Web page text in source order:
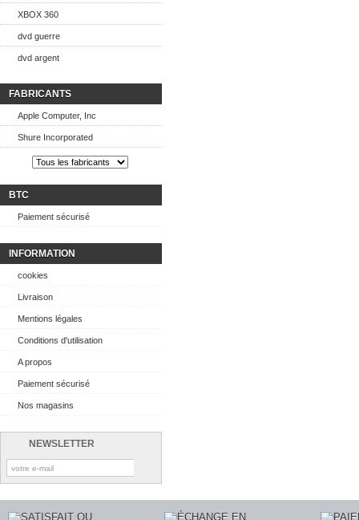
XBOX 360
dvd guerre
dvd argent
FABRICANTS
Apple Computer, Inc
Shure Incorporated
BTC
Paiement sécurisé
INFORMATION
cookies
Livraison
Mentions légales
Conditions d'utilisation
A propos
Paiement sécurisé
Nos magasins
NEWSLETTER